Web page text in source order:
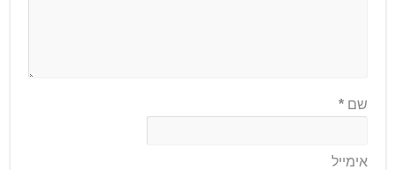
שם*
אימייל